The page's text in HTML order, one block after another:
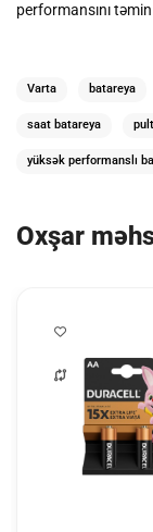
performansını
Varta batareya
saat batareya
yüksək performanslı
Oxşar